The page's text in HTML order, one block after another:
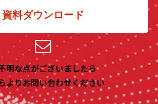
資料ダウンロード
明な点がございましたら
よりお問い合わせください